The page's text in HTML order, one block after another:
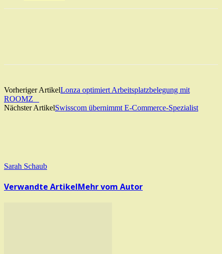
Vorheriger ArtikelLonza optimiert Arbeitsplatzbelegung mit
ROOMZ
Nächster ArtikelSwisscom übernimmt E-Commerce-Spezialist
Sarah Schaub
Verwandte ArtikelMehr vom Autor